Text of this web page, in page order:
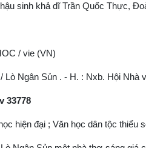
sinh khả dĩ Trần Quốc Thực,
/ vie (VN)
/ Lò Ngân Sủn . - H. : Nxb. Hội Nhà
33778
hiện đại ; Văn học dân tộc thiểu